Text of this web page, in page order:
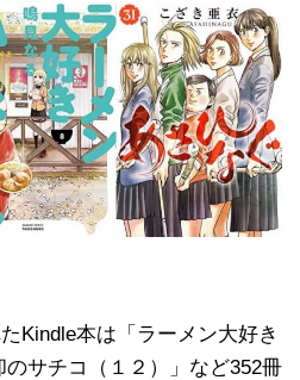
Kindle本は「ラーメン大好き
サチコ（１２）」など352冊